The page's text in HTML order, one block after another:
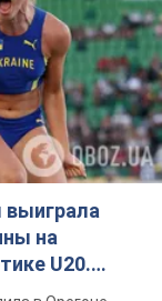
выиграла
на
U20.